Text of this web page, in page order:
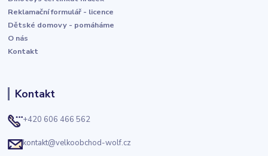
Reklamační formulář - licence
Dětské domovy - pomáháme
O nás
Kontakt
Kontakt
+420 606 466 562
kontakt@velkoobchod-wolf.cz